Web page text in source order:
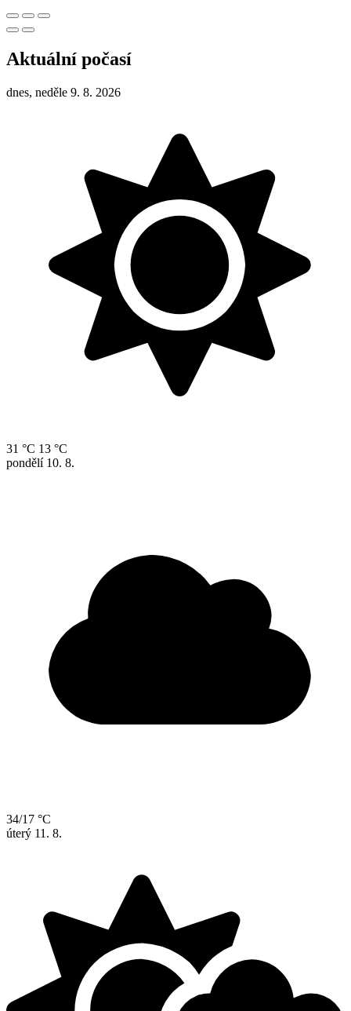
Aktuální počasí
dnes, neděle 9. 8. 2026
31 °C 13 °C
pondělí 10. 8.
34/17 °C
úterý 11. 8.